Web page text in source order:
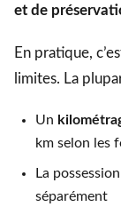
et de
En pratique,
limites. La
Un
km selon les
La possession
séparément